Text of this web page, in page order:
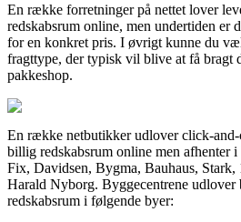
En række forretninger på nettet lover
redskabsrum online, men undertiden er
for en konkret pris. I øvrigt kunne du
fragttype, der typisk vil blive at få bragt
pakkeshop.
En række netbutikker udlover click-
billig redskabsrum online men afhenter
Fix, Davidsen, Bygma, Bauhaus,
Harald Nyborg. Byggecentrene udlover
redskabsrum i følgende byer: